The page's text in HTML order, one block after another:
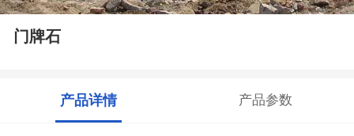
门牌石
产品详情 产品参数